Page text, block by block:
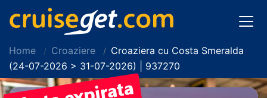
Home Croaziere
Croaziera cu Costa Smeralda
(24-07-2026 > 31-07-2026) | 937270